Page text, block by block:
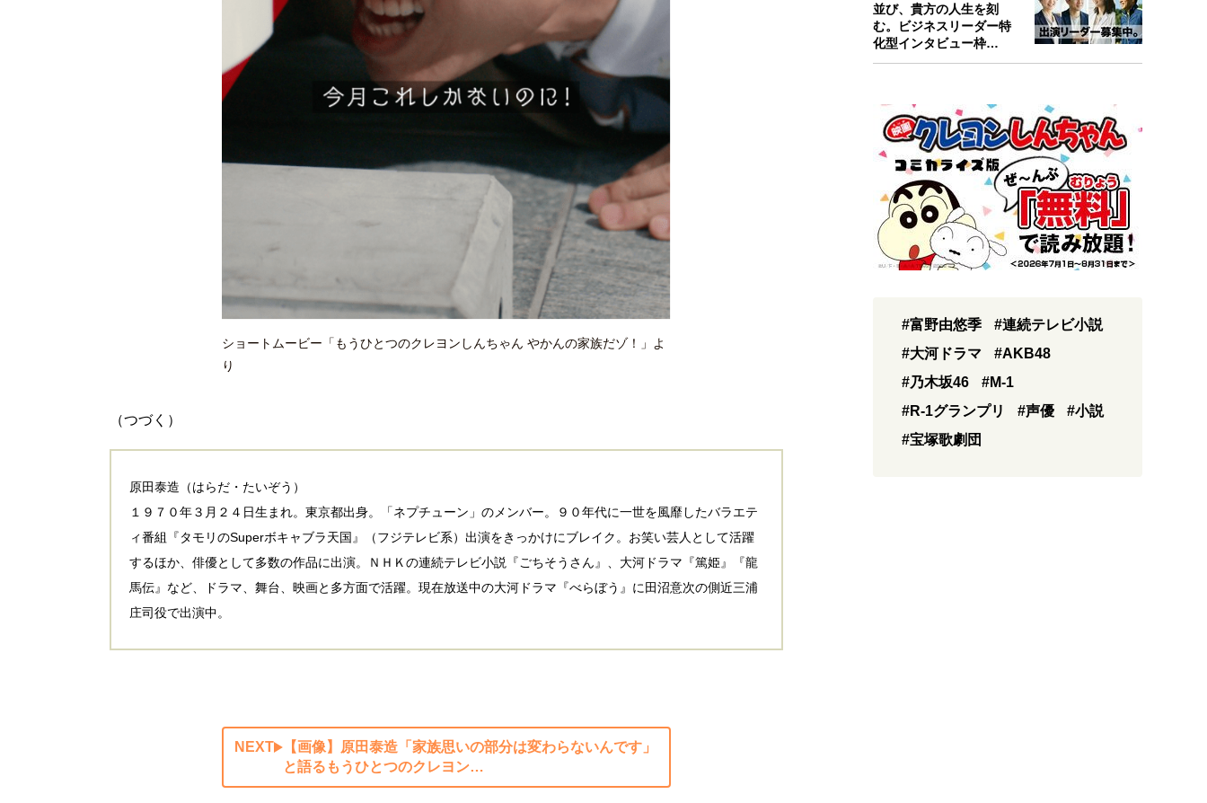
ショートムービー「もうひとつのクレヨンしんちゃん やかんの家族だゾ！」よ
り
（つづく）
原田泰造（はらだ・たいぞう）
１９７０年３月２４日生まれ。東京都出身。「ネプチューン」のメンバー。９０年代に一世を風靡したバラエテ
ィ番組『タモリのSuperボキャブラ天国』（フジテレビ系）出演をきっかけにブレイク。お笑い芸人として活躍
するほか、俳優として多数の作品に出演。ＮＨＫの連続テレビ小説『ごちそうさん』、大河ドラマ『篤姫』『龍
馬伝』など、ドラマ、舞台、映画と多方面で活躍。現在放送中の大河ドラマ『べらぼう』に田沼意次の側近三浦
庄司役で出演中。
NEXT
【画像】原田泰造「家族思いの部分は変わらないんです」
と語るもうひとつのクレヨン…
並び、貴方の人生を刻
む。ビジネスリーダー特
化型インタビュー枠
『Key person』始…
#富野由悠季
#連続テレビ小説
#大河ドラマ
#AKB48
#乃木坂46
#M-1
#R-1グランプリ
#声優
#小説
#宝塚歌劇団